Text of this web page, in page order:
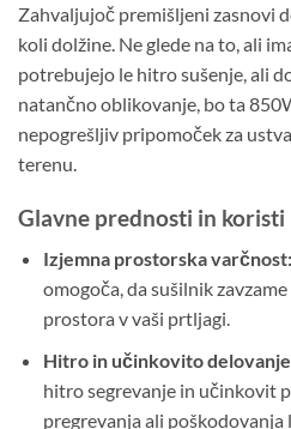
Zahvaljujoč premišljeni zasnovi
koli dolžine. Ne glede na to, ali
potrebujejo le hitro sušenje, ali
natančno oblikovanje, bo ta
nepogrešljiv pripomoček za
terenu.
Glavne prednosti in
Izjemna prostorska varčnost:
omogoča, da sušilnik
prostora v vaši prtljagi.
Hitro in učinkovito
hitro segrevanje in učinkovit
pregrevanja ali poškodovanja